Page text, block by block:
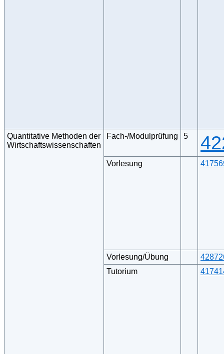
Quantitative Methoden der
Wirtschaftswissenschaften
Fach-/Modulprüfung 5
Vorlesung
Vorlesung/Übung
Tutorium